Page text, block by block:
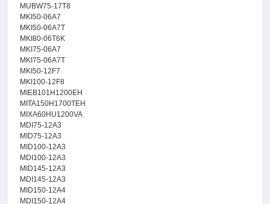
MUBW75-17T8
MKI50-06A7
MKI50-06A7T
MKI80-06T6K
MKI75-06A7
MKI75-06A7T
MKI50-12F7
MKI100-12F8
MIEB101H1200EH
MITA150H1700TEH
MIXA60HU1200VA
MDI75-12A3
MID75-12A3
MID100-12A3
MDI100-12A3
MID145-12A3
MDI145-12A3
MID150-12A4
MDI150-12A4